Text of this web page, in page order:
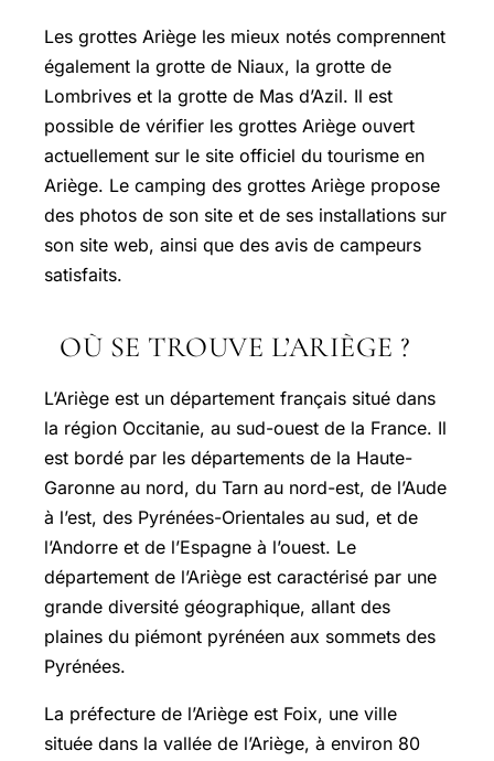
Les grottes Ariège les mieux notés comprennent
également la grotte de Niaux, la grotte de
Lombrives et la grotte de Mas d’Azil. Il est
possible de vérifier les grottes Ariège ouvert
actuellement sur le site officiel du tourisme en
Ariège. Le camping des grottes Ariège propose
des photos de son site et de ses installations sur
son site web, ainsi que des avis de campeurs
satisfaits.
OÙ SE TROUVE L’ARIÈGE ?
L’Ariège est un département français situé dans
la région Occitanie, au sud-ouest de la France. Il
est bordé par les départements de la Haute-
Garonne au nord, du Tarn au nord-est, de l’Aude
à l’est, des Pyrénées-Orientales au sud, et de
l’Andorre et de l’Espagne à l’ouest. Le
département de l’Ariège est caractérisé par une
grande diversité géographique, allant des
plaines du piémont pyrénéen aux sommets des
Pyrénées.
La préfecture de l’Ariège est Foix, une ville
située dans la vallée de l’Ariège, à environ 80